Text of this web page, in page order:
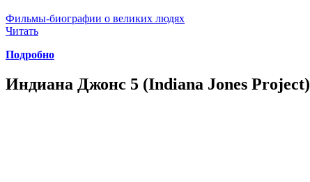
Фильмы-биографии о великих людях
Читать
Подробно
Индиана Джонс 5 (Indiana Jones Project)